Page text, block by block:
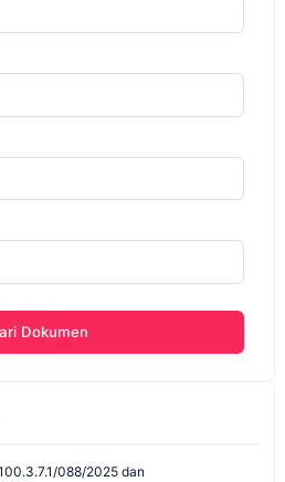
Dokumen
088/2025 dan